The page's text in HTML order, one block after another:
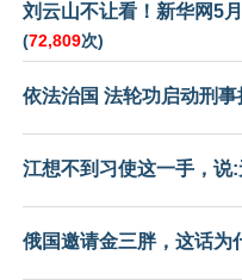
刘云山不让看！新华网5
(72,809次)
依法治国 法轮功启动刑事
江想不到习使这一手，说
俄国邀请金三胖，这话为